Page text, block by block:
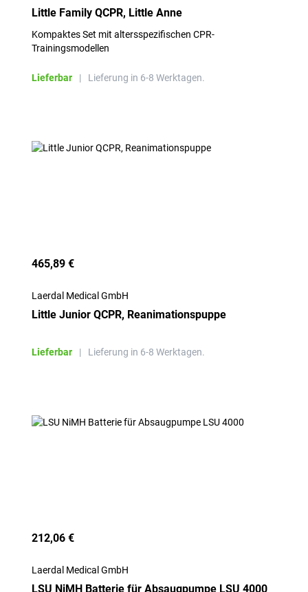
Little Family QCPR, Little Anne
Kompaktes Set mit altersspezifischen CPR-
Trainingsmodellen
Lieferbar | Lieferung in 6-8 Werktagen.
465,89 €
Laerdal Medical GmbH
Little Junior QCPR, Reanimationspuppe
Lieferbar | Lieferung in 6-8 Werktagen.
212,06 €
Laerdal Medical GmbH
LSU NiMH Batterie für Absaugpumpe LSU 4000